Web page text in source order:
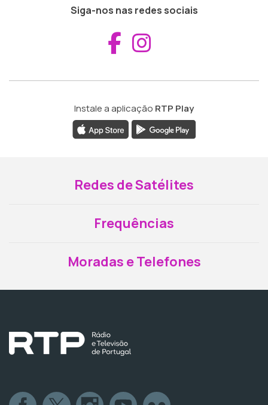
Siga-nos nas redes sociais
Aceder ao
Instale a aplicação RTP Play
Redes de Satélites
Frequências
Moradas e Telefones